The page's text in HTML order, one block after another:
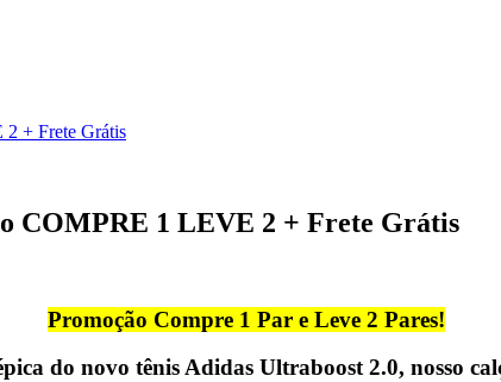
+ Frete Grátis
COMPRE 1 LEVE 2 + Frete Grátis
Promoção Compre 1 Par e Leve 2 Pares!
do novo tênis Adidas Ultraboost 2.0, nosso